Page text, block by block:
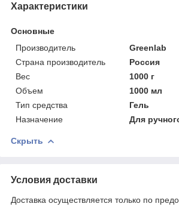
Характеристики
Основные
Производитель
Greenlab
Страна производитель
Россия
Вес
1000 г
Объем
1000 мл
Тип средства
Гель
Назначение
Для
Скрыть
Условия доставки
Доставка осуществляется только по